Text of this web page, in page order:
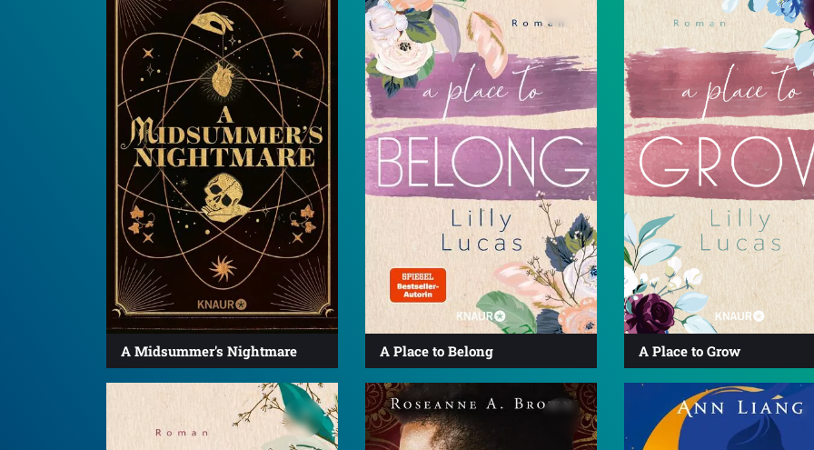
A Midsummer's Nightmare A Place to Belong A Place to Grow